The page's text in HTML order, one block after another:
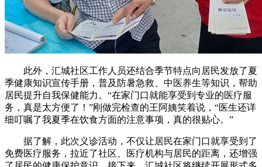
此外，汇城社区工作人员还结合季节特点向居民发放了夏
季健康知识宣传手册，普及防暑急救、中医养生等知识，帮助
居民提升自我保健能力。“在家门口就能享受到专业的医疗服
务，真是太方便了！”刚做完检查的王阿姨笑着说，“医生还详
细叮嘱了我夏季在饮食方面的注意事项，真的很贴心。”
据了解，此次义诊活动，不仅让居民在家门口就享受到了
免费医疗服务，拉近了社区、医疗机构与居民的距离，还增强